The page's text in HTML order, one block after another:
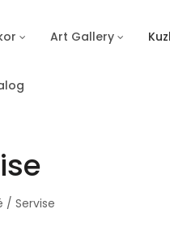
Art Gallery
/ Servise